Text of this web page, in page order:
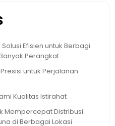
Efisien untuk Berbagi
Perangkat
untuk Perjalanan
Kualitas Istirahat
Mempercepat Distribusi
di Berbagai Lokasi